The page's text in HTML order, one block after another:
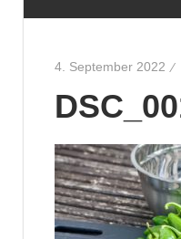
4. September 2022